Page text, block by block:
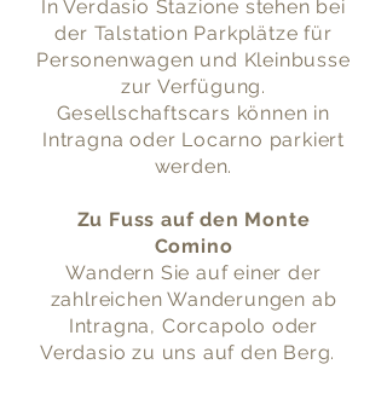
In Verdasio Stazione stehen bei
der Talstation Parkplätze für
Personenwagen und Kleinbusse
zur Verfügung.
Gesellschaftscars können in
Intragna oder Locarno parkiert
werden.
Zu Fuss auf den Monte
Comino
Wandern Sie auf einer der
zahlreichen Wanderungen ab
Intragna, Corcapolo oder
Verdasio zu uns auf den Berg.